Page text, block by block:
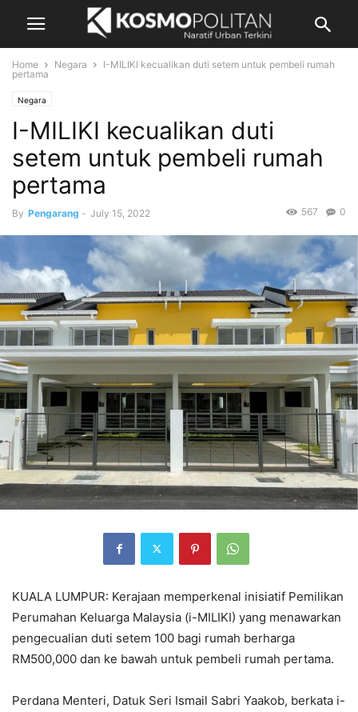
Home Negara
I-MILIKI kecualikan duti setem untuk pembeli rumah
pertama
Negara
I-MILIKI kecualikan duti
setem untuk pembeli rumah
pertama
By Pengarang - July 15, 2022 0
567
KUALA LUMPUR: Kerajaan memperkenal inisiatif Pemilikan
Perumahan Keluarga Malaysia (i-MILIKI) yang menawarkan
pengecualian duti setem 100 bagi rumah berharga
RM500,000 dan ke bawah untuk pembeli rumah pertama.
Perdana Menteri, Datuk Seri Ismail Sabri Yaakob, berkata i-